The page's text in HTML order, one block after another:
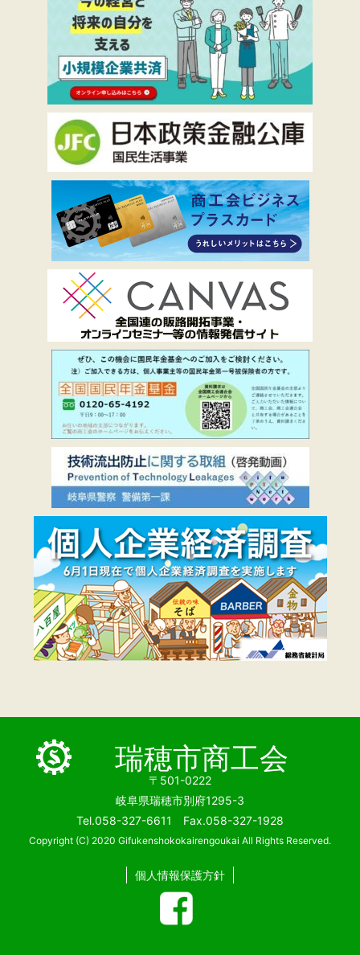
瑞穂市商工会
〒501-0222
岐阜県瑞穂市別府1295-3
Tel.058-327-6611 Fax.058-327-1928
Copyright (C) 2020 Gifukenshokokairengoukai All Rights Reserved.
個人情報保護方針